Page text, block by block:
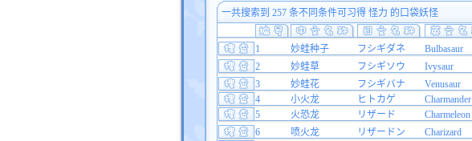
一共搜索到 257 条不同条件可习得 怪力 的口袋妖怪
1 妙蛙种子 フシギダネ Bulbasaur
2
妙蛙草 フシギソウ Ivysaur
3
妙蛙花 フシギバナ Venusaur
4
小火龙 ヒトカゲ Charmander
5
火恐龙 リザード Charmeleon
6
喷火龙 リザードン Charizard